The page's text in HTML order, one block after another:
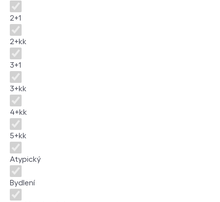
2+1
2+kk
3+1
3+kk
4+kk
5+kk
Atypický
Bydlení